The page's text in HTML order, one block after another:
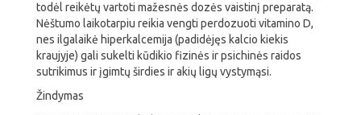
todėl reikėtų vartoti mažesnės dozės vaistinį preparatą.
Nėštumo laikotarpiu reikia vengti perdozuoti vitamino D,
nes ilgalaikė hiperkalcemija (padidėjęs kalcio kiekis
kraujyje) gali sukelti kūdikio fizinės ir psichinės raidos
sutrikimus ir įgimtų širdies ir akių ligų vystymąsi.
Žindymas